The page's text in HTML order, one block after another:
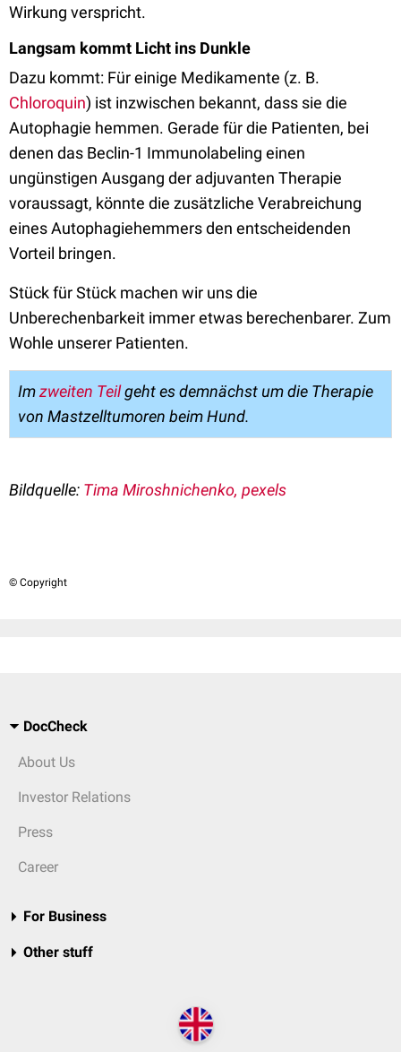
Wirkung verspricht.
Langsam kommt Licht ins Dunkle
Dazu kommt: Für einige Medikamente (z. B.
Chloroquin) ist inzwischen bekannt, dass sie die
Autophagie hemmen. Gerade für die Patienten, bei
denen das Beclin-1 Immunolabeling einen
ungünstigen Ausgang der adjuvanten Therapie
voraussagt, könnte die zusätzliche Verabreichung
eines Autophagiehemmers den entscheidenden
Vorteil bringen.
Stück für Stück machen wir uns die
Unberechenbarkeit immer etwas berechenbarer. Zum
Wohle unserer Patienten.
Imzweiten Teilgeht es demnächst um die Therapie
von Mastzelltumoren beim Hund.
Bildquelle: Tima Miroshnichenko, pexels
© Copyright
DocCheck
About Us
Investor Relations
Press
Career
For Business
Other stuff